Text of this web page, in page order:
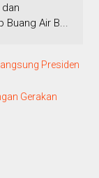
Air B...
Presiden
Gerakan